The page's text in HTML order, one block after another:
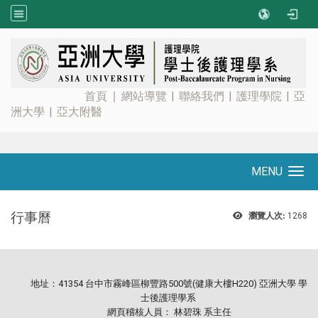
首頁 ∣ 網站導覽 | 聯絡我們 | 護理學院 | 亞
洲大學 | 亞大附醫
MENU
瀏覽人次: 1268
行事曆
地址：41354 台中市霧峰區柳豐路500號(健康大樓H220) 亞洲大學 學
士後護理學系
網頁稽核人員： 林碧珠 系主任